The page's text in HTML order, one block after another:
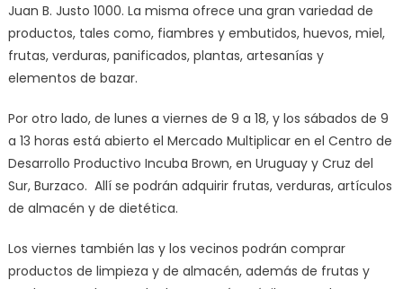
Juan B. Justo 1000. La misma ofrece una gran variedad de
productos, tales como, fiambres y embutidos, huevos, miel,
frutas, verduras, panificados, plantas, artesanías y
elementos de bazar.
Por otro lado, de lunes a viernes de 9 a 18, y los sábados de 9
a 13 horas está abierto el Mercado Multiplicar en el Centro de
Desarrollo Productivo Incuba Brown, en Uruguay y Cruz del
Sur, Burzaco. Allí se podrán adquirir frutas, verduras, artículos
de almacén y de dietética.
Los viernes también las y los vecinos podrán comprar
productos de limpieza y de almacén, además de frutas y